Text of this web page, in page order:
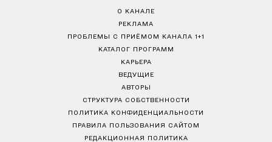
О КАНАЛЕ
РЕКЛАМА
ПРОБЛЕМЫ С ПРИЁМОМ КАНАЛА 1+1
КАТАЛОГ ПРОГРАММ
КАРЬЕРА
ВЕДУЩИЕ
АВТОРЫ
СТРУКТУРА СОБСТВЕННОСТИ
ПОЛИТИКА КОНФИДЕНЦИАЛЬНОСТИ
ПРАВИЛА ПОЛЬЗОВАНИЯ САЙТОМ
РЕДАКЦИОННАЯ ПОЛИТИКА